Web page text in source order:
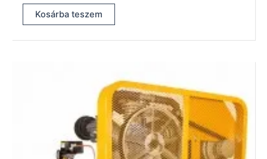
Kosárba teszem